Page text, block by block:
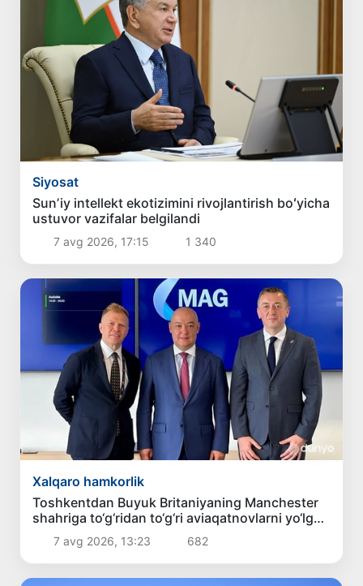
Siyosat
Sunʼiy intellekt ekotizimini rivojlantirish boʻyicha
ustuvor vazifalar belgilandi
7 avg 2026, 17:15 1 340
Xalqaro hamkorlik
Toshkentdan Buyuk Britaniyaning Manchester
shahriga to‘g‘ridan to‘g‘ri aviaqatnovlarni yo‘lga
qo‘yish masalasi ko‘rib chiqilmoqda
7 avg 2026, 13:23 682